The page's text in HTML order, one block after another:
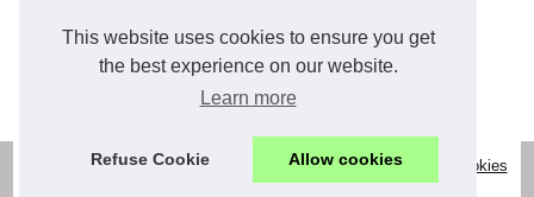
This website uses cookies to ensure you get
the best experience on our website.
Learn more
Refuse Cookie Allow cookies
Faustine Verneuil : un mode...
Location-herault-vacances.com|Découvrir site web
Cookies